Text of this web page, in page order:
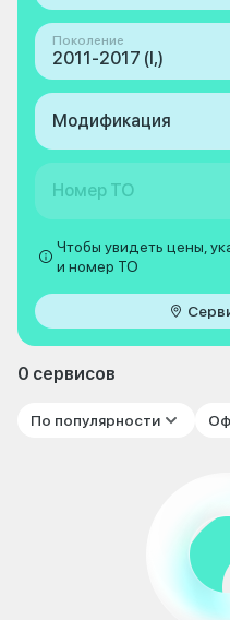
Поколение
2011-2017 (I,)
Модификация
Номер ТО
Чтобы увидеть цены,
и номер ТО
0 сервисов
По популярности